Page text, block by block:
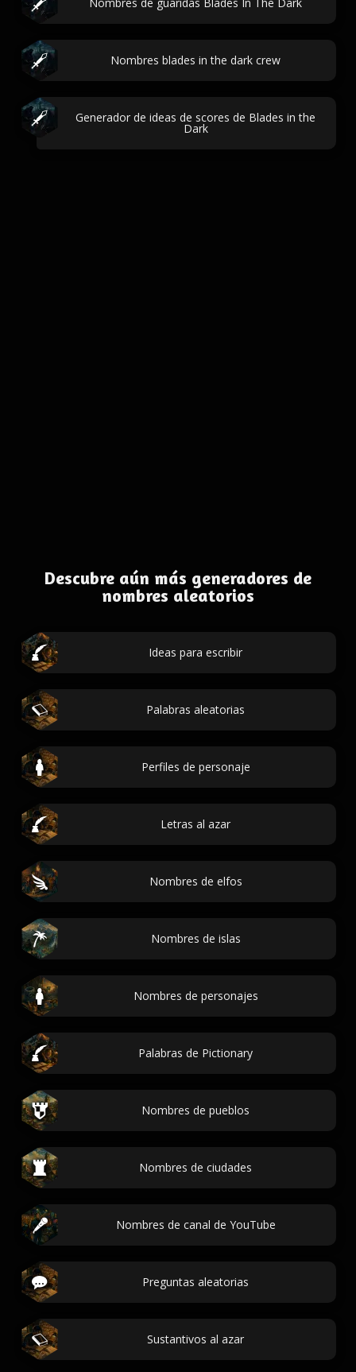
Nombres blades in the dark crew
Generador de ideas de scores de Blades in the
Dark
Descubre aún más generadores de
nombres aleatorios
Ideas para escribir
Palabras aleatorias
Perfiles de personaje
Letras al azar
Nombres de elfos
Nombres de islas
Nombres de personajes
Palabras de Pictionary
Nombres de pueblos
Nombres de ciudades
Nombres de canal de YouTube
Preguntas aleatorias
Sustantivos al azar